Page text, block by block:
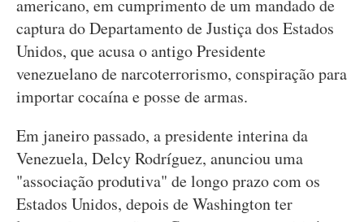
americano, em cumprimento de um mandado de
captura do Departamento de Justiça dos Estados
Unidos, que acusa o antigo Presidente
venezuelano de narcoterrorismo, conspiração para
importar cocaína e posse de armas.
Em janeiro passado, a presidente interina da
Venezuela, Delcy Rodríguez, anunciou uma
"associação produtiva" de longo prazo com os
Estados Unidos, depois de Washington ter